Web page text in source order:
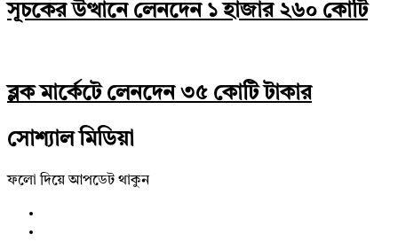
সূচকের উত্থানে লেনদেন ১ হাজার ২৬০ কোটি
ব্লক মার্কেটে লেনদেন ৩৫ কোটি টাকার
সোশ্যাল মিডিয়া
ফলো দিয়ে আপডেট থাকুন